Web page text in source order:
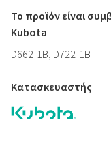
Το προϊόν είναι
Kubota
D662-1B, D722-1B
Κατασκευαστής